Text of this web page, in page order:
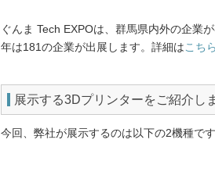
ぐんま Tech EXPOは、群馬県内外の企業
年は181の企業が出展します。詳細はこちら
展示する3Dプリンターをご紹介し
今回、弊社が展示するのは以下の2機種で